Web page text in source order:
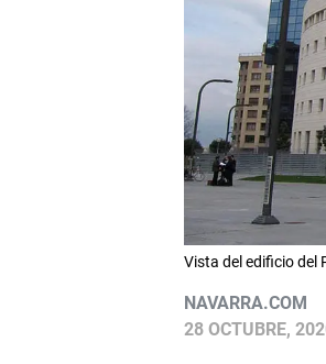
Vista del edificio del
NAVARRA.COM
28 OCTUBRE,